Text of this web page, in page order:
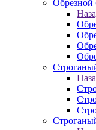
Обрезной